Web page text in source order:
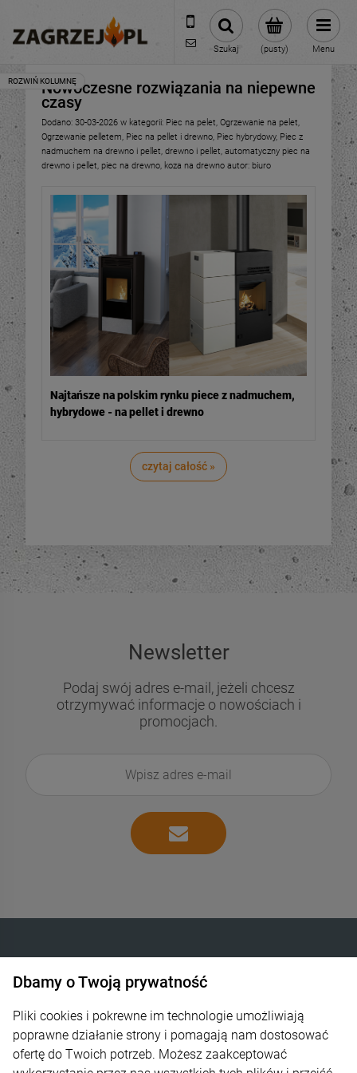
600 373 809
sklep@zagrzej.pl
(pusty)
Szukaj Menu
Nowoczesne rozwiązania na niepewne
czasy
Dodano: 30-03-2026 w kategorii: Piec na pelet, Ogrzewanie na pelet,
Ogrzewanie pelletem, Piec na pellet i drewno, Piec hybrydowy, Piec z
nadmuchem na drewno i pellet, drewno i pellet, automatyczny piec na
drewno i pellet, piec na drewno, koza na drewno autor: biuro
Najtańsze na polskim rynku piece z nadmuchem,
hybrydowe - na pellet i drewno
czytaj całość »
Newsletter
Podaj swój adres e-mail, jeżeli chcesz
otrzymywać informacje o nowościach i
promocjach.
INTELIGENTNE OGRZEWANIE SP. Z O.O.
Góra Libertowska 24
30-444 Kraków
Dbamy o Twoją prywatność
Pliki cookies i pokrewne im technologie umożliwiają
poprawne działanie strony i pomagają nam dostosować
ofertę do Twoich potrzeb. Możesz zaakceptować